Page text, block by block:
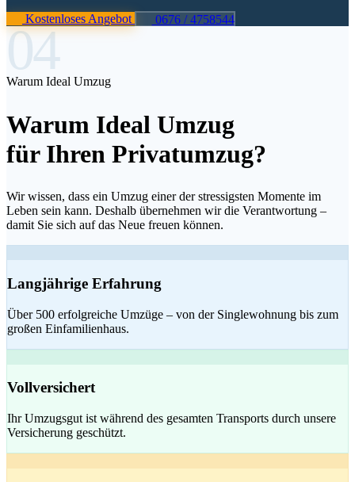
Kostenloses Angebot
0676 / 4758544
04
Warum Ideal Umzug
Warum Ideal Umzug
für Ihren Privatumzug?
Wir wissen, dass ein Umzug einer der stressigsten Momente im
Leben sein kann. Deshalb übernehmen wir die Verantwortung –
damit Sie sich auf das Neue freuen können.
Langjährige Erfahrung
Über 500 erfolgreiche Umzüge – von der Singlewohnung bis zum
großen Einfamilienhaus.
Vollversichert
Ihr Umzugsgut ist während des gesamten Transports durch unsere
Versicherung geschützt.